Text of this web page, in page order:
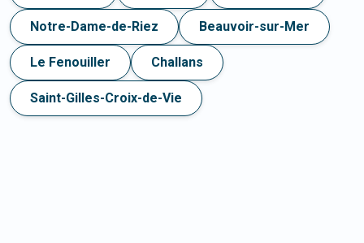
Notre-Dame-de-Riez Beauvoir-sur-Mer
Le Fenouiller Challans
Saint-Gilles-Croix-de-Vie